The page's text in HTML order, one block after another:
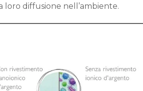
diffusione nell’ambiente.